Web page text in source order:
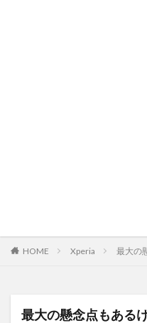
HOME Xperia 最大の
最大の懸念点もある